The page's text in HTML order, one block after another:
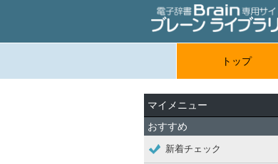
トップ
マイメニュー
おすすめ
新着チェック